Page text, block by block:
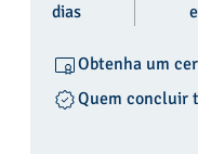
dias
Obtenha um
Quem concluir